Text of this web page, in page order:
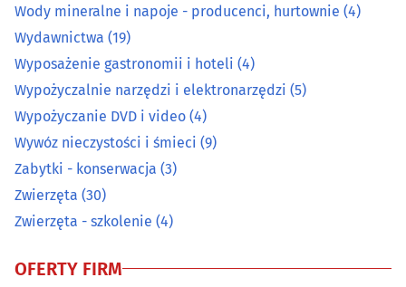
Rzemiosło artystyczne(15)
Spawalnictwo (16)
Sprzątanie(44)
Sprzęt RTV, AGD - naprawa, montaż
Wody mineralne i napoje - producenci, hurtownie (4)
Wydawnictwa (19)
Wyposażenie gastronomii i hoteli (4)
Wypożyczalnie narzędzi i elektronarzędzi (5)
Wypożyczanie DVD i video (4)
Wywóz nieczystości i śmieci (9)
Zabytki - konserwacja (3)
Zwierzęta (30)
Zwierzęta - szkolenie (4)
OFERTY FIRM